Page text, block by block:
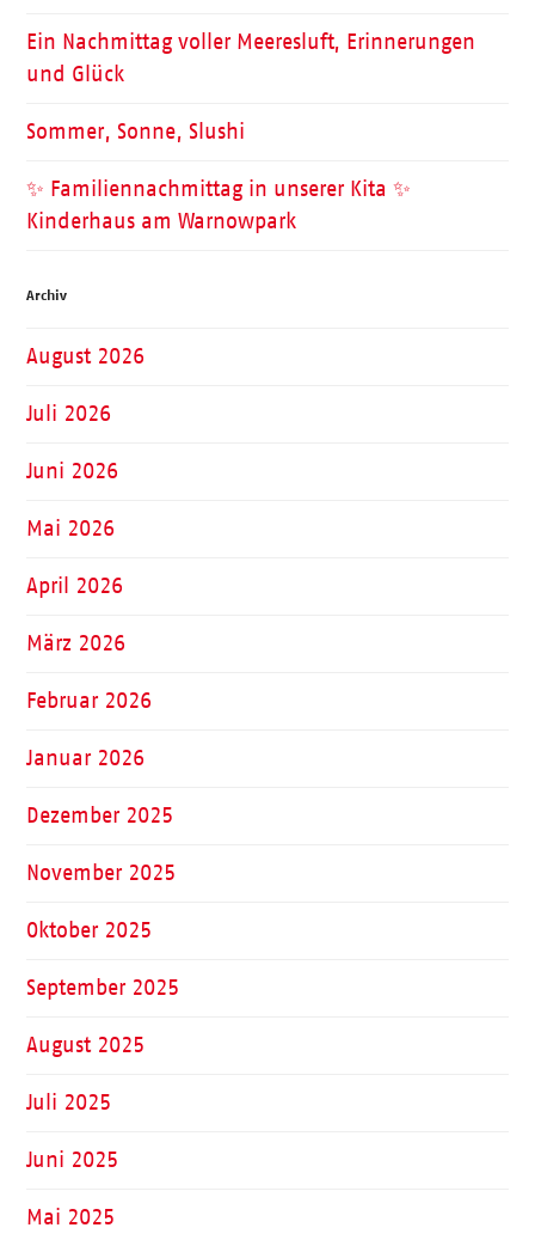
Ein Nachmittag voller Meeresluft, Erinnerungen
und Glück
Sommer, Sonne, Slushi
✨ Familiennachmittag in unserer Kita ✨
Kinderhaus am Warnowpark
Archiv
August 2026
Juli 2026
Juni 2026
Mai 2026
April 2026
März 2026
Februar 2026
Januar 2026
Dezember 2025
November 2025
Oktober 2025
September 2025
August 2025
Juli 2025
Juni 2025
Mai 2025